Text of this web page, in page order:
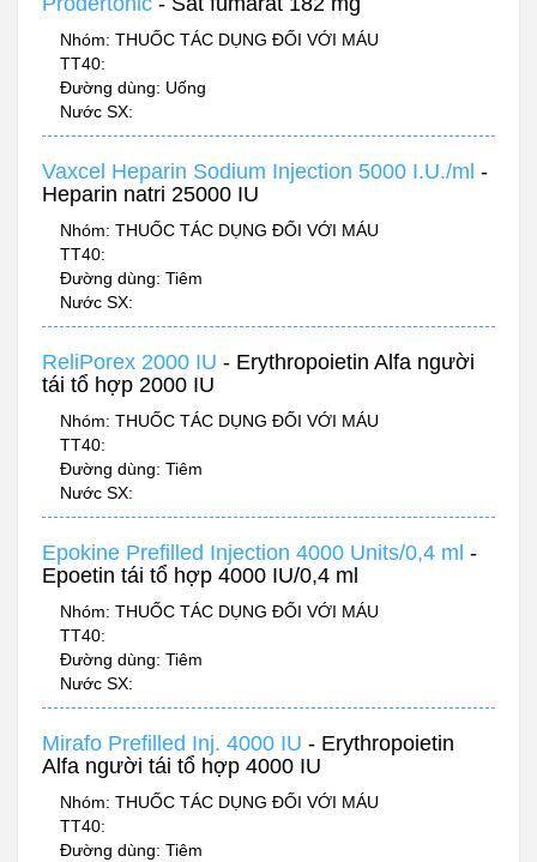
Nhóm: THUỐC TÁC DỤNG ĐỐI VỚI MÁU
TT40:
Đường dùng: Uống
Nước SX:
Vaxcel Heparin Sodium Injection 5000 I.U./ml -
Heparin natri 25000 IU
Nhóm: THUỐC TÁC DỤNG ĐỐI VỚI MÁU
TT40:
Đường dùng: Tiêm
Nước SX:
ReliPorex 2000 IU - Erythropoietin Alfa người
tái tổ hợp 2000 IU
Nhóm: THUỐC TÁC DỤNG ĐỐI VỚI MÁU
TT40:
Đường dùng: Tiêm
Nước SX:
Epokine Prefilled Injection 4000 Units/0,4 ml -
Epoetin tái tổ hợp 4000 IU/0,4 ml
Nhóm: THUỐC TÁC DỤNG ĐỐI VỚI MÁU
TT40:
Đường dùng: Tiêm
Nước SX:
Mirafo Prefilled Inj. 4000 IU - Erythropoietin
Alfa người tái tổ hợp 4000 IU
Nhóm: THUỐC TÁC DỤNG ĐỐI VỚI MÁU
TT40:
Đường dùng: Tiêm